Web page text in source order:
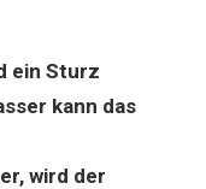
ein Sturz
kann das
wird der